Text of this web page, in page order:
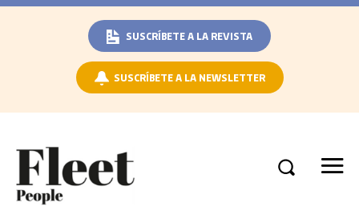
SUSCRÍBETE A LA REVISTA
SUSCRÍBETE A LA NEWSLETTER